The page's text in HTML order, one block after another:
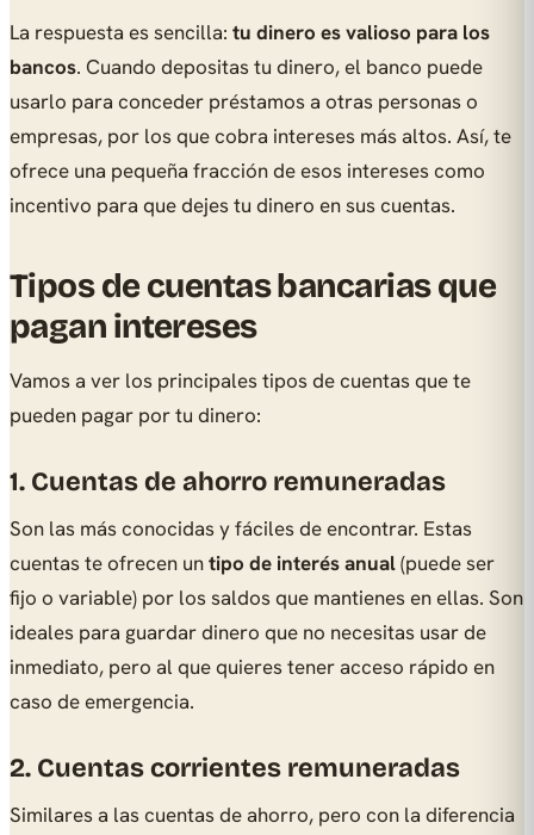
La respuesta es sencilla: tu dinero es valioso para los
bancos. Cuando depositas tu dinero, el banco puede
usarlo para conceder préstamos a otras personas o
empresas, por los que cobra intereses más altos. Así, te
ofrece una pequeña fracción de esos intereses como
incentivo para que dejes tu dinero en sus cuentas.
Tipos de cuentas bancarias que
pagan intereses
Vamos a ver los principales tipos de cuentas que te
pueden pagar por tu dinero:
1. Cuentas de ahorro remuneradas
Son las más conocidas y fáciles de encontrar. Estas
cuentas te ofrecen untipo de interés anual(puede ser
fijo o variable) por los saldos que mantienes en ellas. Son
ideales para guardar dinero que no necesitas usar de
inmediato, pero al que quieres tener acceso rápido en
caso de emergencia.
2. Cuentas corrientes remuneradas
Similares a las cuentas de ahorro, pero con la diferencia